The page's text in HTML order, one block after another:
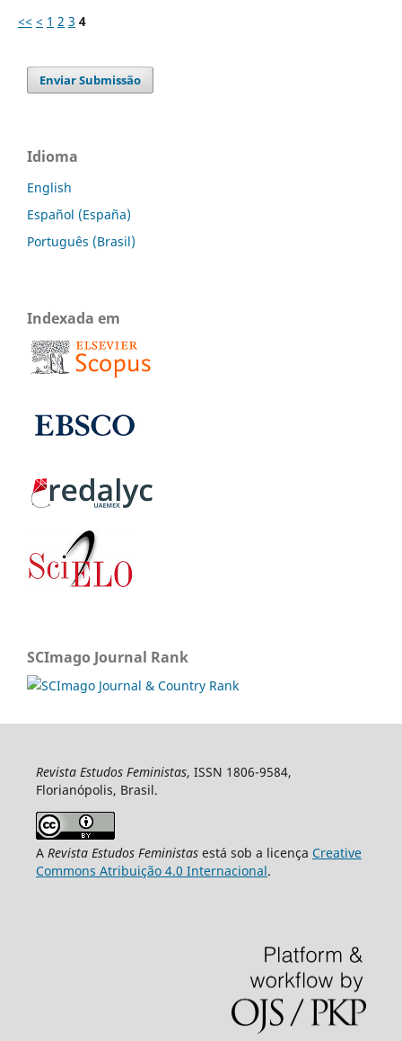
<< < 1 2 3 4
Enviar Submissão
Idioma
English
Español (España)
Português (Brasil)
Indexada em
SCImago Journal Rank
Revista Estudos Feministas, ISSN 1806-9584,
Florianópolis, Brasil.
A Revista Estudos Feministasestá sob a licença Creative
Commons Atribuição 4.0 Internacional.